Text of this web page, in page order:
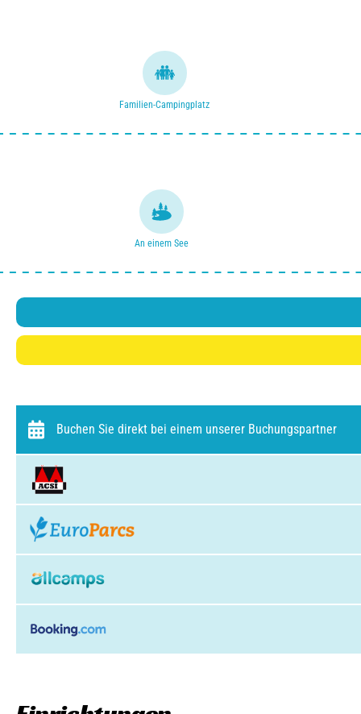
Familien-Campingplatz
An einem See
Buchen Sie direkt bei einem unserer Buchungspartner